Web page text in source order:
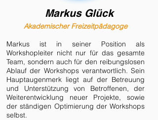
Markus Glück
Akademischer Freizeitpädagoge
Markus ist in seiner Position als
Workshopleiter nicht nur für das gesamte
Team, sondern auch für den reibungslosen
Ablauf der Workshops verantwortlich. Sein
Hauptaugenmerk liegt auf der Betreuung
und Unterstützung von Betroffenen, der
Weiterentwicklung neuer Projekte, sowie
der ständigen Optimierung der Workshops
selbst.